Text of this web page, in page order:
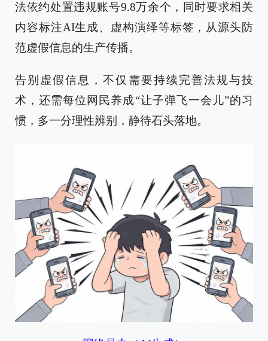
法依约处置违规账号9.8万余个，同时要求相关
内容标注AI生成、虚构演绎等标签，从源头防
范虚假信息的生产传播。
告别虚假信息，不仅需要持续完善法规与技
术，还需每位网民养成“让子弹飞一会儿”的习
惯，多一分理性辨别，静待石头落地。